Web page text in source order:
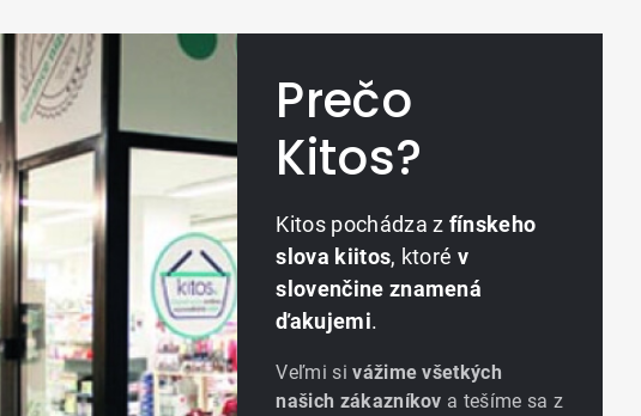
Prečo
Kitos?
Kitos pochádza z fínskeho
slova kiitos, ktoré v
slovenčine znamená
ďakujemi.
Veľmi sivážime všetkých
našich zákazníkov a tešíme sa z